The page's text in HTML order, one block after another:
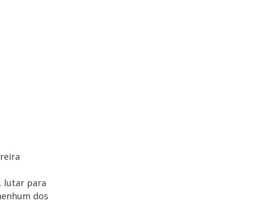
lutar para
dos